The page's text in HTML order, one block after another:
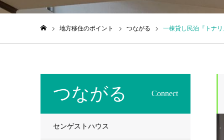
地方移住のポイント つながる 一棟貸し民泊『トナ
つながる Connect
センゲストハウス